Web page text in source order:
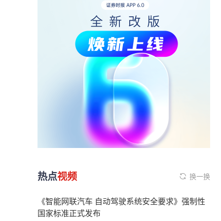
热点视频 换一换
《智能网联汽车 自动驾驶系统安全要求》强制性
国家标准正式发布